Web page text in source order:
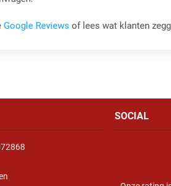
Google Reviews of lees wat klanten
SOCIAL